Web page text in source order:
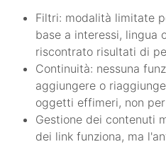
Filtri: modalità limitate
base a interessi, lingua
riscontrato risultati di
Continuità: nessuna
aggiungere o
oggetti effimeri, non
Gestione dei contenuti
dei link funziona, ma